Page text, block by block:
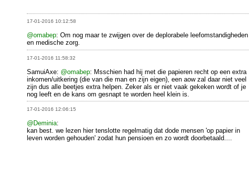
17-01-2016 10:12:58
@omabep: Om nog maar te zwijgen over de deplorabele leefomstandigheden
en medische zorg.
17-01-2016 11:58:32
SamuiAxe: @omabep: Msschien had hij met die papieren recht op een extra
inkomen/uitkering (die van die man en zijn eigen), een aow zal daar niet veel
zijn dus alle beetjes extra helpen. Zeker als er niet vaak gekeken wordt of je
nog leeft en de kans om gesnapt te worden heel klein is.
17-01-2016 12:06:15
@Deminia:
kan best. we lezen hier tenslotte regelmatig dat dode mensen 'op papier in
leven worden gehouden' zodat hun pensioen en zo wordt doorbetaald....